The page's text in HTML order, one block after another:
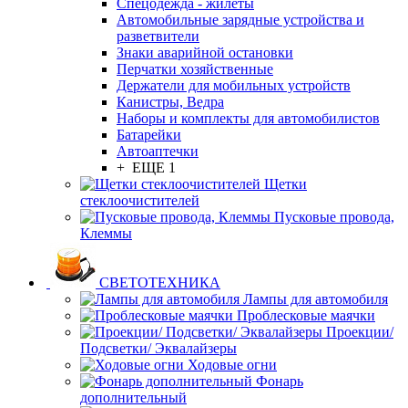
Спецодежда - жилеты
Автомобильные зарядные устройства и
разветвители
Знаки аварийной остановки
Перчатки хозяйственные
Держатели для мобильных устройств
Канистры, Ведра
Наборы и комплекты для автомобилистов
Батарейки
Автоаптечки
+ ЕЩЕ 1
Щетки
стеклоочистителей
Пусковые провода,
Клеммы
СВЕТОТЕХНИКА
Лампы для автомобиля
Проблесковые маячки
Проекции/
Подсветки/ Эквалайзеры
Ходовые огни
Фонарь
дополнительный